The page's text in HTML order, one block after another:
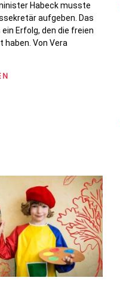
Habeck musste
aufgeben. Das
Erfolg, den die freien
haben. Von Vera